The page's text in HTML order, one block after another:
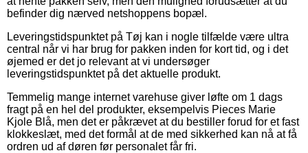
befinder dig nærved netshoppens bopæl.
Leveringstidspunktet på Tøj kan i nogle tilfælde være ultra
central når vi har brug for pakken inden for kort tid, og i det
øjemed er det jo relevant at vi undersøger
leveringstidspunktet på det aktuelle produkt.
Temmelig mange internet varehuse giver løfte om 1 dags
fragt på en hel del produkter, eksempelvis Pieces Marie
Kjole Blå, men det er påkrævet at du bestiller forud for et fast
klokkeslæt, med det formål at de med sikkerhed kan nå at få
ordren ud af døren før personalet får fri.